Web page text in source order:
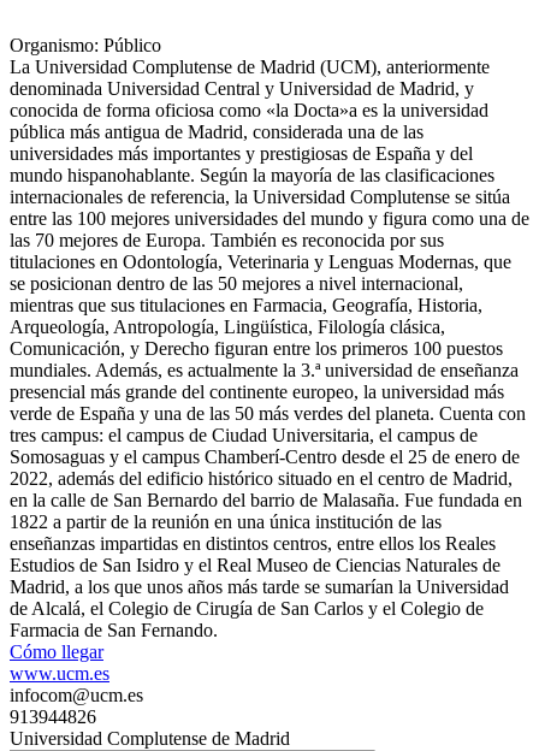
Organismo: Público
La Universidad Complutense de Madrid (UCM), anteriormente
denominada Universidad Central y Universidad de Madrid, y
conocida de forma oficiosa como «la Docta»a​ es la universidad
pública más antigua de Madrid, considerada una de las
universidades más importantes y prestigiosas de España y del
mundo hispanohablante. Según la mayoría de las clasificaciones
internacionales de referencia, la Universidad Complutense se sitúa
entre las 100 mejores universidades del mundo y figura como una de
las 70 mejores de Europa. También es reconocida por sus
titulaciones en Odontología, Veterinaria y Lenguas Modernas, que
se posicionan dentro de las 50 mejores a nivel internacional,
mientras que sus titulaciones en Farmacia, Geografía, Historia,
Arqueología, Antropología, Lingüística, Filología clásica,
Comunicación, y Derecho figuran entre los primeros 100 puestos
mundiales.​ Además, es actualmente la 3.ª universidad de enseñanza
presencial más grande del continente europeo, la universidad más
verde de España y una de las 50 más verdes del planeta. Cuenta con
tres campus: el campus de Ciudad Universitaria, el campus de
Somosaguas y el campus Chamberí-Centro desde el 25 de enero de
2022​, además del edificio histórico situado en el centro de Madrid,
en la calle de San Bernardo del barrio de Malasaña. Fue fundada en
1822 a partir de la reunión en una única institución de las
enseñanzas impartidas en distintos centros, entre ellos los Reales
Estudios de San Isidro y el Real Museo de Ciencias Naturales de
Madrid, a los que unos años más tarde se sumarían la Universidad
de Alcalá, el Colegio de Cirugía de San Carlos y el Colegio de
Farmacia de San Fernando.
Cómo llegar
www.ucm.es
infocom@ucm.es
913944826
Universidad Complutense de Madrid